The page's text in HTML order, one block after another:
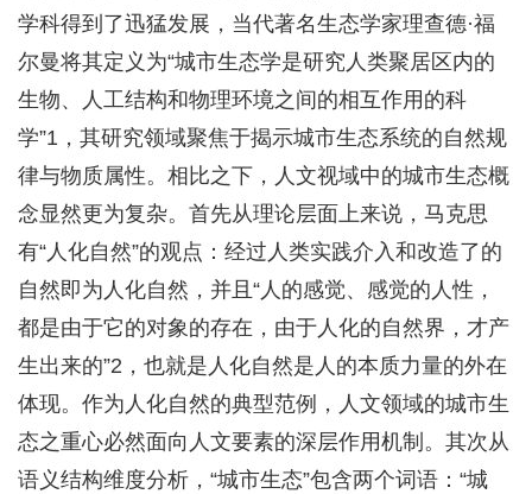
学科得到了迅猛发展，当代著名生态学家理查德·福
尔曼将其定义为“城市生态学是研究人类聚居区内的
生物、人工结构和物理环境之间的相互作用的科
学”1，其研究领域聚焦于揭示城市生态系统的自然规
律与物质属性。相比之下，人文视域中的城市生态概
念显然更为复杂。首先从理论层面上来说，马克思
有“人化自然”的观点：经过人类实践介入和改造了的
自然即为人化自然，并且“人的感觉、感觉的人性，
都是由于它的对象的存在，由于人化的自然界，才产
生出来的”2，也就是人化自然是人的本质力量的外在
体现。作为人化自然的典型范例，人文领域的城市生
态之重心必然面向人文要素的深层作用机制。其次从
语义结构维度分析，“城市生态”包含两个词语：“城